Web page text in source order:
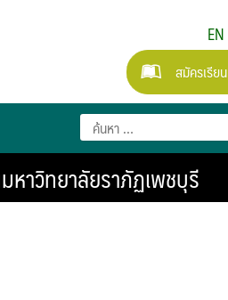
EN
สมัครเรียน
หาวิทยาลัยราภัฏเพชบุรี